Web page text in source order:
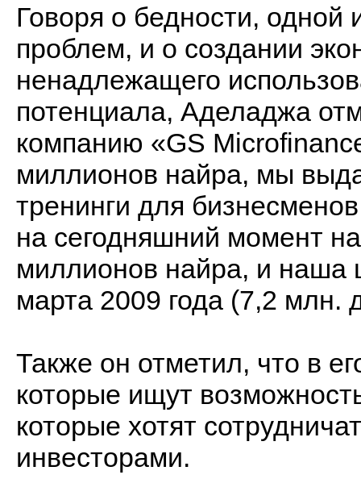
Говоря о бедности,
проблем, и о создании
ненадлежащего
потенциала, Аделаджа
компанию «GS
миллионов найра, мы
тренинги для
на сегодняшний момент
миллионов найра, и наша
марта 2009 года (7,2
Также он отметил, что в
которые ищут
которые хотят
инвесторами.